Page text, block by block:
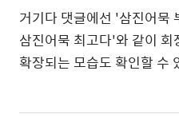
거기다 댓글에선 '삼진어묵
삼진어묵 최고다'와 같이
확장되는 모습도 확인할 수